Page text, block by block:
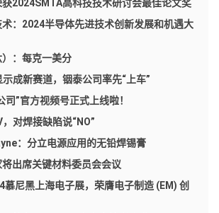
2024SMTA高科技技术研讨会最佳论文奖
：2024半导体先进技术创新发展和机遇大
：每克一美分
成新赛道，铟泰公司率先“上车”
司”官方视频号正式上线啦！
对焊接缺陷说“NO”
：分立电源应用的无铅焊锡膏
出席关键材料委员会会议
尼黑上海电子展，荣膺电子制造 (EM) 创